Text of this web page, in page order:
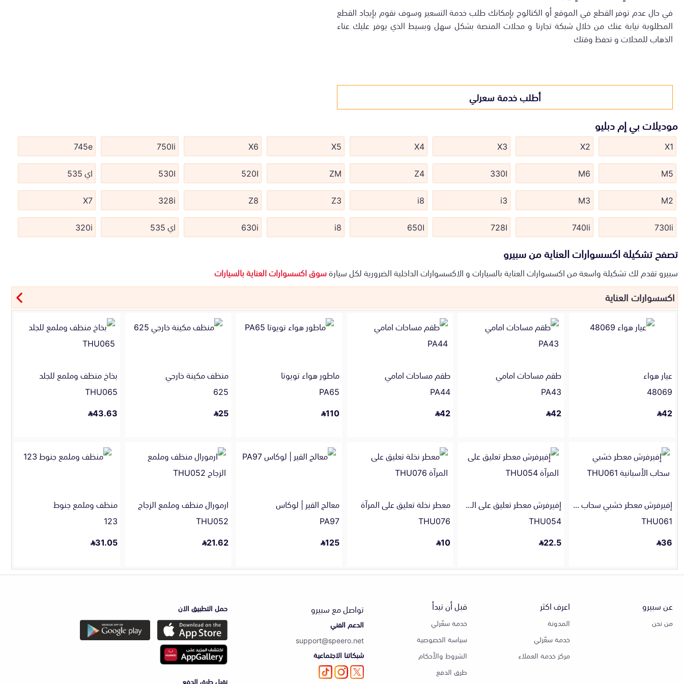
في حال عدم توفر القطع في الموقع أو الكتالوج بإمكانك طلب خدمة التسعير وسوف نقوم بإيجاد القطع
المطلوبة نيابة عنك من خلال شبكة تجارنا و محلات المنصة بشكل سهل وبسيط الذي يوفر عليك عناء
الذهاب للمحلات و تحفظ وقتك
أطلب خدمة سعرلي
موديلات بي إم دبليو
X1
X2
X3
X4
X5
X6
750li
745e
M5
M6
330I
Z4
ZM
520I
530I
اي 535
M2
M3
i3
i8
Z3
Z8
328i
X7
730li
740li
728I
650I
i8
630i اي 535 320i
تصفح تشكيلة اكسسوارات العناية من سبيرو
سبيرو تقدم لك تشكيلة واسعة من اكسسوارات العناية بالسيارات و الاكسسوارات الداخلية الضرورية لكل سيارةسوق اكسسوارات العناية بالسيارات
اكسسوارات العناية
عيار هواء
48069
42
طقم مساحات امامي
PA43
42
طقم مساحات امامي
PA44
42
ماطور هواء تويوتا
PA65
110
منظف مكينة خارجي
625
25
بخاخ منظف وملمع للجلد
THU065
43.63
إفيرفرش معطر خشبي سحاب الأسبانية
THU061
36
إفيرفرش معطر تعليق على المرآة
THU054
22.5
معطر نخلة تعليق على المرآة
THU076
10
معالج القير | لوكاس
PA97
125
ارمورال منظف وملمع الزجاج
THU052
21.62
منظف وملمع جنوط
123
31.05
عن سبيرو
من نحن
اعرف اكثر
المدونة
خدمة سعّرلي
مركز خدمة العملاء
قبل أن تبدأ
خدمة سعّرلي
سياسة الخصوصية
الشروط والأحكام
طرق الدفع
تواصل مع سبيرو
الدعم الفني
support@speero.net
شبكاتنا الاجتماعية
حمل التطبيق الان
نقبل طرق الدفع